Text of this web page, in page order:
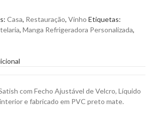
Casa, Restauração, Vinho Etiquetas:
, Manga Refrigeradora Personalizada,
com Fecho Ajustável de Velcro, Líquido
e fabricado em PVC preto mate.